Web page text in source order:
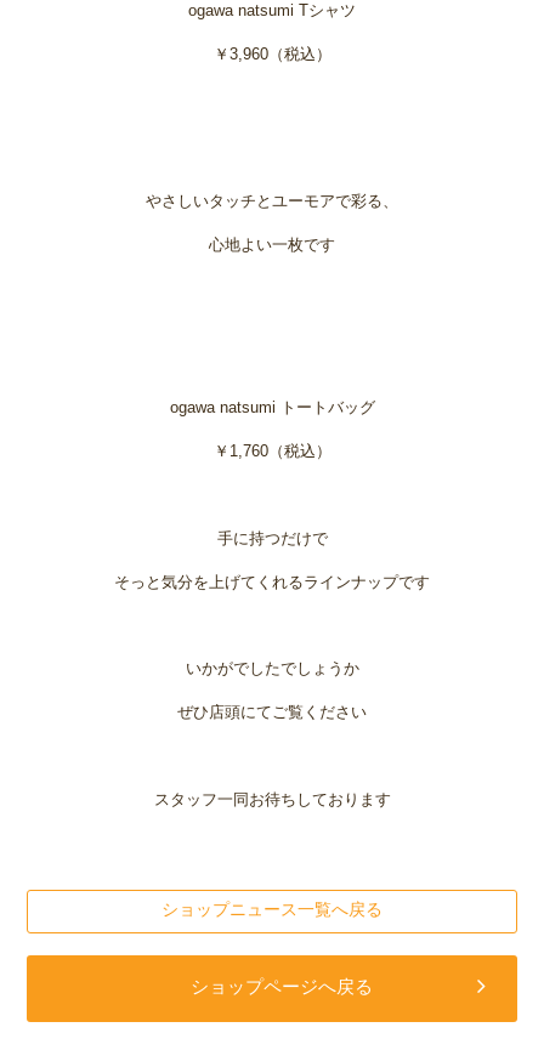
ogawa natsumi Tシャツ
￥3,960（税込）
やさしいタッチとユーモアで彩る、
心地よい一枚です
ogawa natsumi トートバッグ
￥1,760（税込）
手に持つだけで
そっと気分を上げてくれるラインナップです
いかがでしたでしょうか
ぜひ店頭にてご覧ください
スタッフ一同お待ちしております
ショップニュース一覧へ戻る
ショップページへ戻る